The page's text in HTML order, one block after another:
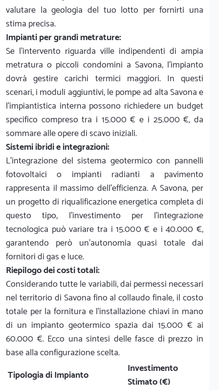
valutare la geologia del tuo lotto per fornirti una
stima precisa.
Impianti per grandi metrature:
Se l'intervento riguarda ville indipendenti di ampia
metratura o piccoli condomini a Savona, l'impianto
dovrà gestire carichi termici maggiori. In questi
scenari, i moduli aggiuntivi, le pompe ad alta Savona e
l'impiantistica interna possono richiedere un budget
specifico compreso tra i 15.000 € e i 25.000 €, da
sommare alle opere di scavo iniziali.
Sistemi ibridi e integrazioni:
L'integrazione del sistema geotermico con pannelli
fotovoltaici o impianti radianti a pavimento
rappresenta il massimo dell'efficienza. A Savona, per
un progetto di riqualificazione energetica completa di
questo tipo, l'investimento per l'integrazione
tecnologica può variare tra i 15.000 € e i 40.000 €,
garantendo però un'autonomia quasi totale dai
fornitori di gas e luce.
Riepilogo dei costi totali:
Considerando tutte le variabili, dai permessi necessari
nel territorio di Savona fino al collaudo finale, il costo
totale per la fornitura e l'installazione chiavi in mano
di un impianto geotermico spazia dai 15.000 € ai
60.000 €. Ecco una sintesi delle fasce di prezzo in
base alla configurazione scelta.
Tipologia di Impianto
Investimento
Stimato (€)